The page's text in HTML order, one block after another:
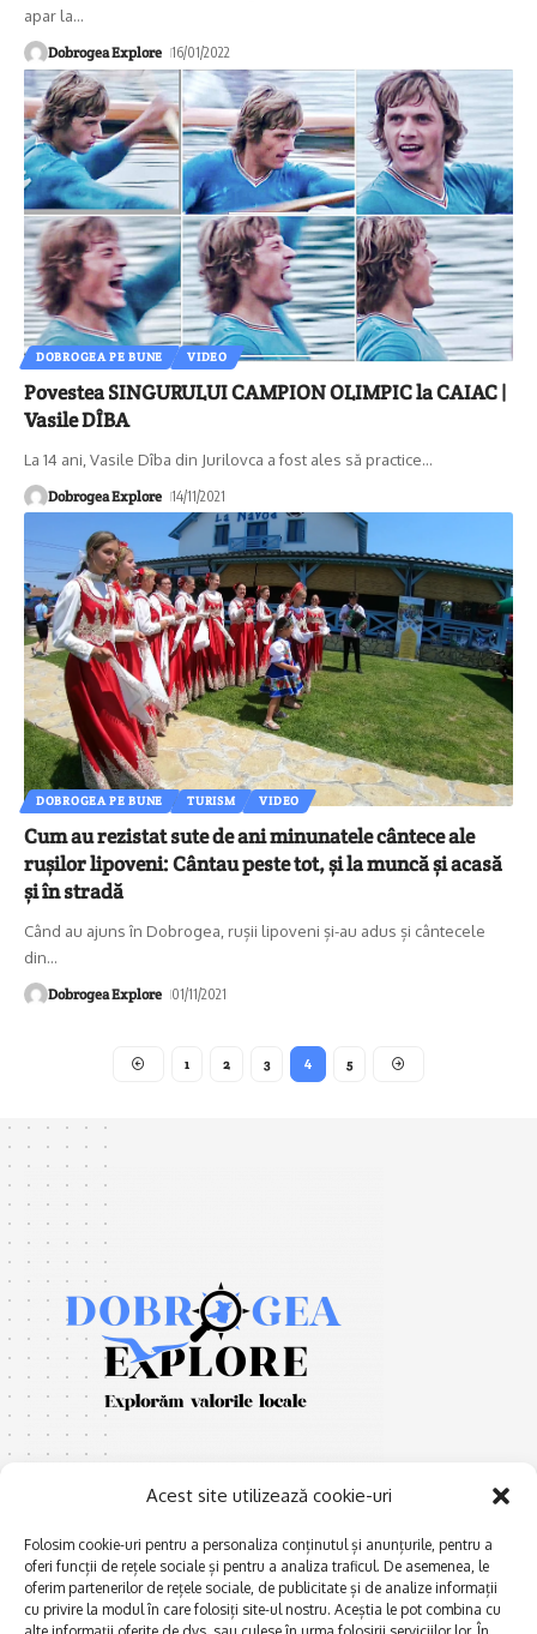
Acest site utilizează cookie-uri
Folosim cookie-uri pentru a personaliza conținutul și anunțurile, pentru a
oferi funcții de rețele sociale și pentru a analiza traficul. De asemenea, le
oferim partenerilor de rețele sociale, de publicitate și de analize informații
cu privire la modul în care folosiți site-ul nostru. Aceștia le pot combina cu
apar la…
Dobrogea Explore 16/01/2022
DOBROGEA PE BUNE VIDEO
Povestea SINGURULUI CAMPION OLIMPIC la CAIAC |
Vasile DÎBA
La 14 ani, Vasile Dîba din Jurilovca a fost ales să practice…
Dobrogea Explore 14/11/2021
DOBROGEA PE BUNE TURISM VIDEO
Cum au rezistat sute de ani minunatele cântece ale
rușilor lipoveni: Cântau peste tot, și la muncă și acasă
și în stradă
Când au ajuns în Dobrogea, rușii lipoveni și-au adus și cântecele
din…
Dobrogea Explore 01/11/2021
1 2 3 4 5
E xplorăm Dobrogea,
Explorăm valorile locale:
Afaceri și meșteșuguri
Actualitate